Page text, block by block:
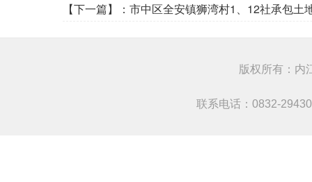
【下一篇】： 市中区全安镇狮湾村1、12社承包土
版权所有：
联系电话：0832-